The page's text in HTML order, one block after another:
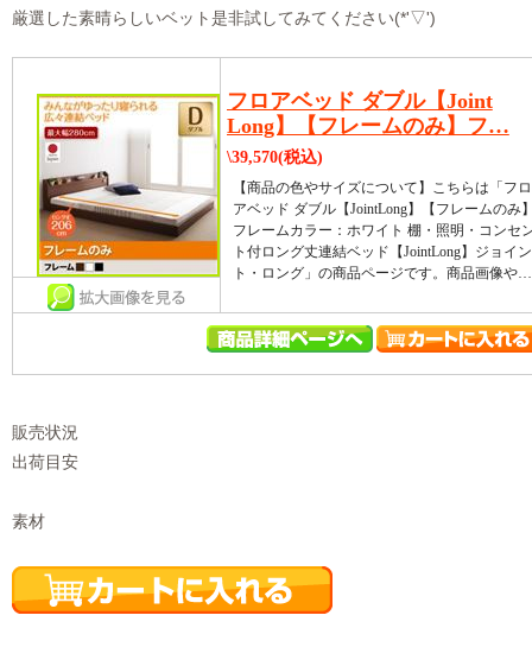
厳選した素晴らしいベット是非試してみてください(*'▽')
フロアベッド ダブル【Joint
Long】【フレームのみ】フ…
\39,570(税込)
【商品の色やサイズについて】こちらは「フロ
アベッド ダブル【JointLong】【フレームのみ
フレームカラー：ホワイト 棚・照明・コンセ
ト付ロング丈連結ベッド【JointLong】ジョイン
ト・ロング」の商品ページです。商品画像や…
販売状況
出荷目安
素材